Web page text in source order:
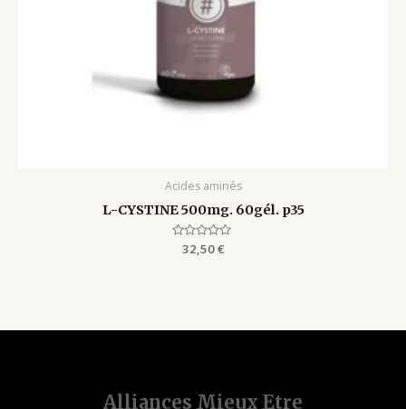
Acides aminés
L-CYSTINE 500mg. 60gél. p35
Rated
32,50€
Alliances Mieux Etre